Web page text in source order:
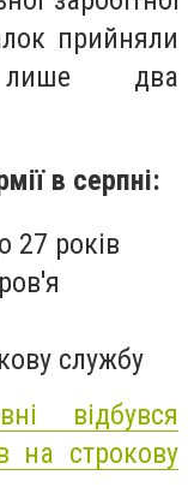
прийняли
лише два
в серпні:
27 років
службу
відбувся
на строкову